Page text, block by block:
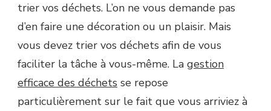
trier vos déchets. L’on ne vous demande pas
d’en faire une décoration ou un plaisir. Mais
vous devez trier vos déchets afin de vous
faciliter la tâche à vous-même. La gestion
efficace des déchets se repose
particulièrement sur le fait que vous arriviez à